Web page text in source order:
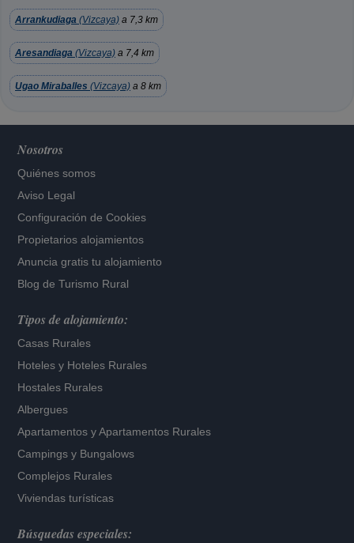
Arrankudiaga (Vizcaya) a 7,3 km
Aresandiaga (Vizcaya) a 7,4 km
Ugao Miraballes (Vizcaya) a 8 km
Nosotros
Quiénes somos
Aviso Legal
Configuración de Cookies
Propietarios alojamientos
Anuncia gratis tu alojamiento
Blog de Turismo Rural
Tipos de alojamiento:
Casas Rurales
Hoteles y Hoteles Rurales
Hostales Rurales
Albergues
Apartamentos yApartamentos Rurales
Campings y Bungalows
Complejos Rurales
Viviendas turísticas
Búsquedas especiales: